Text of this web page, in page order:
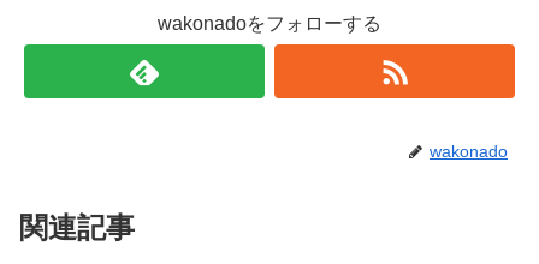
wakonadoをフォローする
wakonado
関連記事